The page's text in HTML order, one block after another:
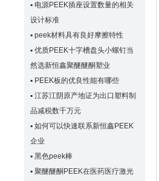
▪ 电源PEEK插座设置数量的相关
设计标准
▪ peek材料具有良好摩擦特性
▪ 优质PEEK十字槽盘头小螺钉当
然选新恒鑫聚醚醚酮塑业
▪ PEEK板的优良性能有哪些
▪ 江苏江阴原产地证为出口塑料制
品减税数千万元
▪ 如何可以快速联系新恒鑫PEEK
企业
▪ 黑色peek棒
▪ 聚醚醚酮PEEK在医药医疗激光